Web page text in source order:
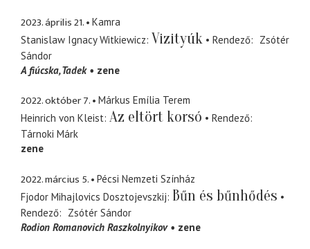
2023. április 21.
Kamra
Stanislaw Ignacy Witkiewicz Vizityúk Rendező
Zsótér
Sándor
A fiúcska Tadek zene
2022. október 7.
Márkus Emília Terem
Heinrich von Kleist Az eltört korsó
Rendező
Tárnoki Márk
zene
2022. március 5.
Pécsi Nemzeti Színház
Fjodor Mihajlovics Dosztojevszkij Bűn és bűnhődés
Rendező
Zsótér Sándor
Rodion Romanovich Raszkolnyikov
zene